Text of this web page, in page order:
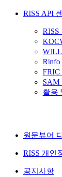
RISS API
RISS
FRIC
SAM
활용
원문뷰어
RISS 개인
공지사항